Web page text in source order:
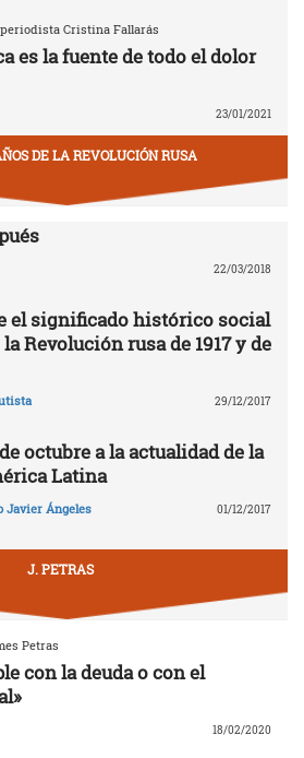
Cristina Fallarás
es la fuente de todo el dolor
23/01/2021
DE LA REVOLUCIÓN RUSA
22/03/2018
el significado histórico social
Revolución rusa de 1917 y de
29/12/2017
octubre a la actualidad de la
Latina
Javier Ángeles
01/12/2017
J. PETRAS
Petras
con la deuda o con el
18/02/2020